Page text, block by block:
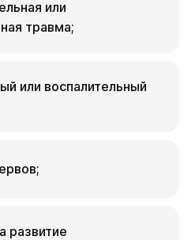
или
травма;
или воспалительный
развитие